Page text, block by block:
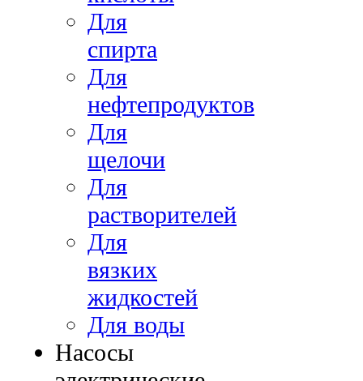
Для
спирта
Для
нефтепродуктов
Для
щелочи
Для
растворителей
Для
вязких
жидкостей
Для воды
Насосы